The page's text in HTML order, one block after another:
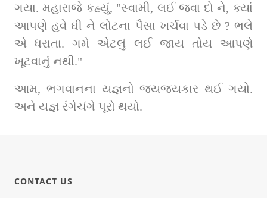
ગયા. મહારાજે કહ્યું, "સ્વામી, લઈ જવા દો ને, ક્યાં
આપણે હવે ઘી ને લોટના પૈસા ખર્ચવા પડે છે ? ભલે
એ ધરાતા. ગમે એટલું લઈ જાય તોય આપણે
ખૂટવાનું નથી."
આમ, ભગવાનના યજ્ઞનો જયજયકાર થઈ ગયો.
અને યજ્ઞ રંગેચંગે પૂરો થયો.
CONTACT US